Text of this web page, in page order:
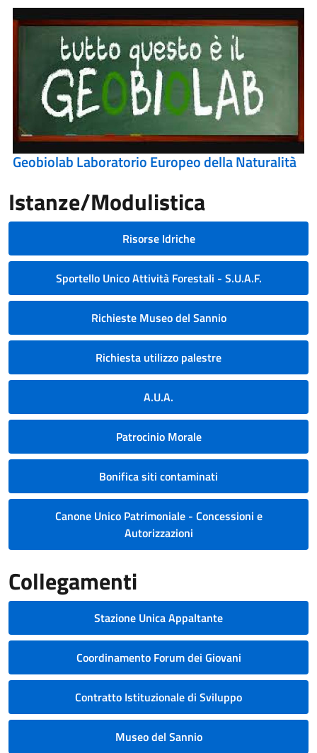
Geobiolab Laboratorio Europeo della Naturalità
Istanze/Modulistica
Risorse Idriche
Sportello Unico Attività Forestali - S.U.A.F.
Richieste Museo del Sannio
Richiesta utilizzo palestre
A.U.A.
Patrocinio Morale
Bonifica siti contaminati
Canone Unico Patrimoniale - Concessioni e
Autorizzazioni
Collegamenti
Stazione Unica Appaltante
Coordinamento Forum dei Giovani
Contratto Istituzionale di Sviluppo
Museo del Sannio